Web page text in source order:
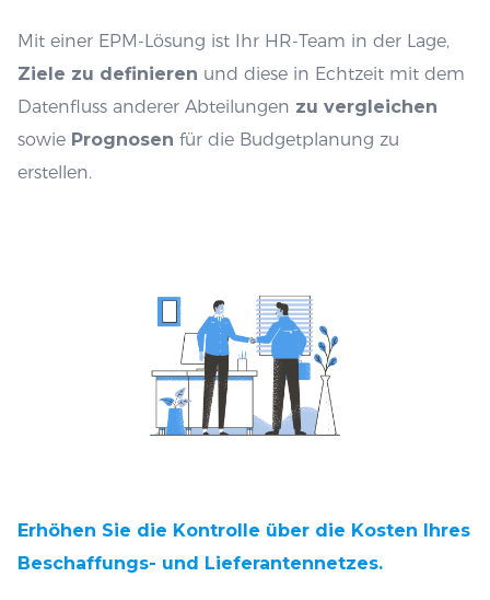
Mit einer EPM-Lösung ist Ihr HR-Team in der Lage,
Ziele zu definieren und diese in Echtzeit mit dem
Datenfluss anderer Abteilungen zu vergleichen
sowie Prognosen für die Budgetplanung zu
erstellen.
Erhöhen Sie die Kontrolle über die Kosten Ihres
Beschaffungs- und Lieferantennetzes.